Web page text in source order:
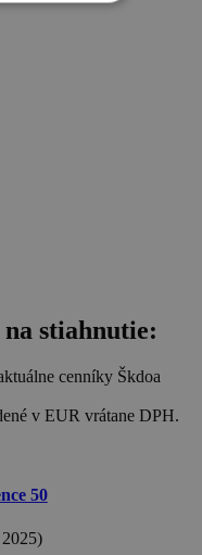
stiahnutie:
cenníky Škdoa
v EUR vrátane DPH.
50